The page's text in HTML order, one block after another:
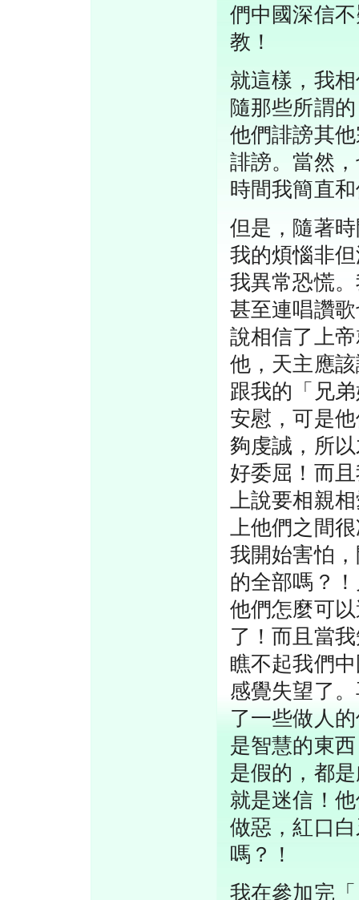
們中國深信
教！
就這樣，我
隨那些所謂
他們誹謗其
誹謗。當然
時間我簡直
但是，隨著
我的煩惱非
我異常恐慌
甚至連唱讚
說相信了上
他，天主應
跟我的「兄
安慰，可是
夠虔誠，所
好委屈！而
上說要相親
上他們之間
我開始害怕
的全部嗎？
他們怎麼可
了！而且當
瞧不起我們
感覺失望了
了一些做人
是智慧的東
是假的，都
就是迷信！
做惡，紅口
嗎？！
我在參加完